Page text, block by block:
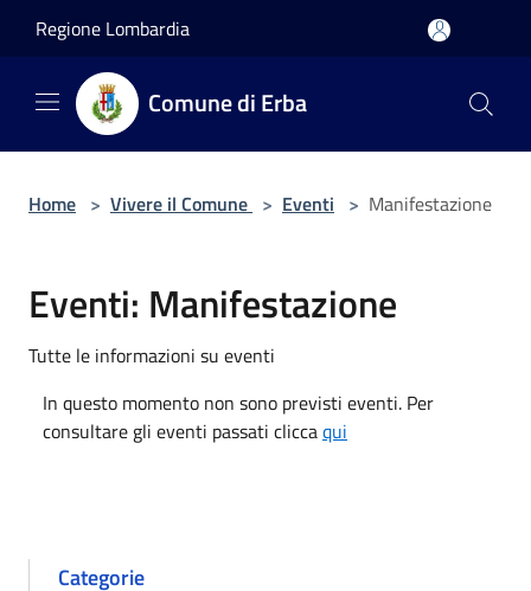
Regione Lombardia
Comune di Erba
Home > Vivere il Comune > Eventi > Manifestazione
Eventi: Manifestazione
Tutte le informazioni su eventi
In questo momento non sono previsti eventi. Per
consultare gli eventi passati cliccaqui
Categorie